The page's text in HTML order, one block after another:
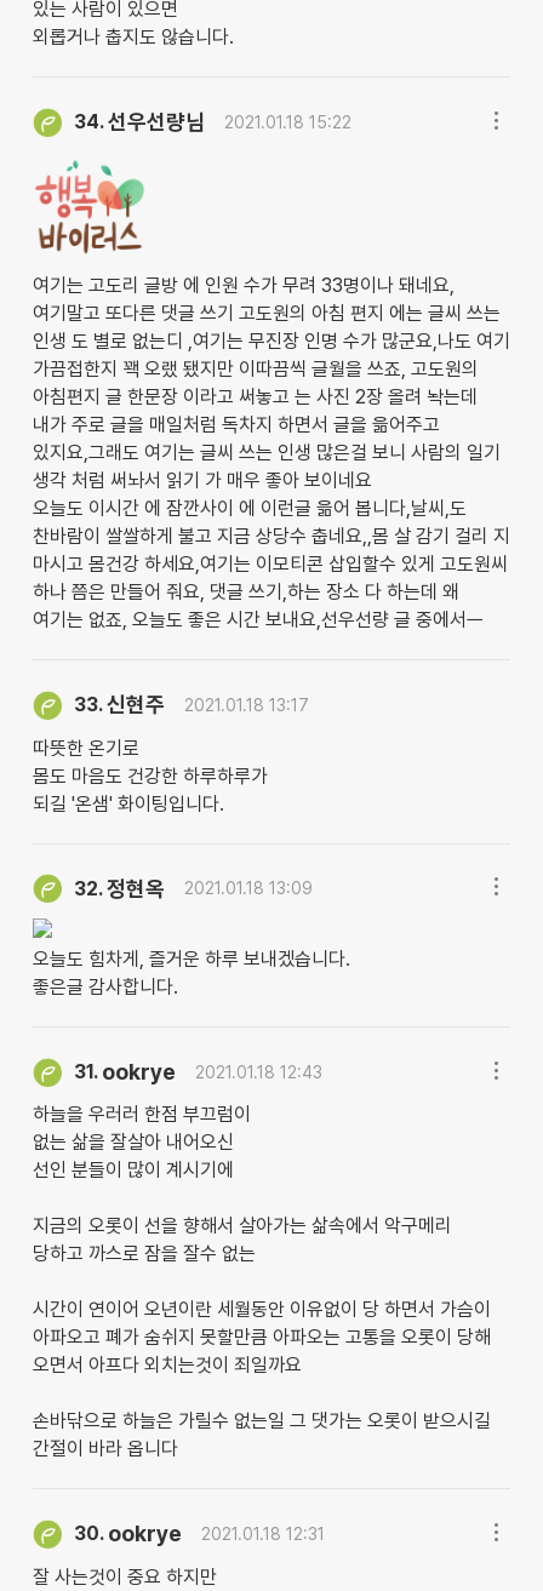
있는 사람이 있으면
외롭거나 춥지도 않습니다.
34.선우선량님 2021.01.18 15:22
여기는 고도리 글방 에 인원 수가 무려 33명이나 돼네요,
여기말고 또다른 댓글 쓰기 고도원의 아침 편지 에는 글씨 쓰는
인생 도 별로 없는디 ,여기는 무진장 인명 수가 많군요,나도 여기
가끔접한지 꽥 오랬 됐지만 이따끔씩 글월을 쓰죠, 고도원의
아침편지 글 한문장 이라고 써놓고 는 사진 2장 올려 놕는데
내가 주로 글을 매일처럼 독차지 하면서 글을 읆어주고
있지요,그래도 여기는 글씨 쓰는 인생 많은걸 보니 사람의 일기
생각 처럼 써놔서 읽기 가 매우 좋아 보이네요
오늘도 이시간 에 잠깐사이 에 이런글 읆어 봅니다,날씨,도
찬바람이 쌀쌀하게 불고 지금 상당수 춥네요,,몸 살 감기 걸리 지
마시고 몸건강 하세요,여기는 이모티콘 삽입할수 있게 고도원씨
하나 쯤은 만들어 줘요, 댓글 쓰기,하는 장소 다 하는데 왜
여기는 없죠, 오늘도 좋은 시간 보내요,선우선량 글 중에서ㅡ
33.신현주 2021.01.18 13:17
따뜻한 온기로
몸도 마음도 건강한 하루하루가
되길 '온샘' 화이팅입니다.
32.정현옥 2021.01.18 13:09
오늘도 힘차게, 즐거운 하루 보내겠습니다.
좋은글 감사합니다.
31. ookrye 2021.01.18 12:43
하늘을 우러러 한점 부끄럼이
없는 삶을 잘살아 내어오신
선인 분들이 많이 계시기에
지금의 오롯이 선을 향해서 살아가는 삶속에서 악구메리
당하고 까스로 잠을 잘수 없는
시간이 연이어 오년이란 세월동안 이유없이 당 하면서 가슴이
아파오고 폐가 숨쉬지 못할만큼 아파오는 고통을 오롯이 당해
오면서 아프다 외치는것이 죄일까요
손바닦으로 하늘은 가릴수 없는일 그 댓가는 오롯이 받으시길
간절이 바라 옵니다
30. ookrye 2021.01.18 12:31
잘 사는것이 중요 하지만